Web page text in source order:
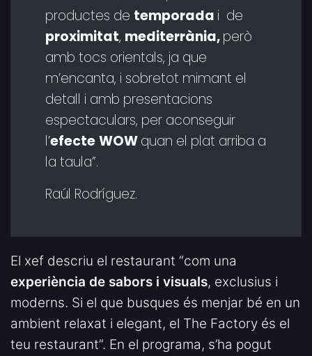
productes de temporada i de
proximitat, mediterrània,però
amb tocs orientals, ja que
m’encanta, i sobretot mimant el
detall i amb presentacions
espectaculars, per aconseguir
l’efecteWOWquan el plat arriba a
la taula”.
Raúl Rodríguez.
El xef descriu el restaurant “com una
experiència de sabors i visuals, exclusius i
moderns. Si el que busques és menjar bé en un
ambient relaxat i elegant, el The Factory és el
teu restaurant”. En el programa, s’ha pogut